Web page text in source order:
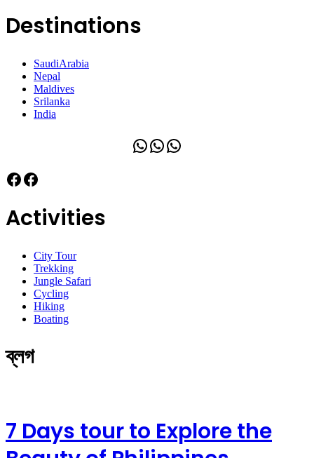
Destinations
SaudiArabia
Nepal
Maldives
Srilanka
India
WhatsApp
WhatsApp
WhatsApp
Facebook
Facebook
Activities
City Tour
Trekking
Jungle Safari
Cycling
Hiking
Boating
ব্লগ
7 Days tour to Explore the